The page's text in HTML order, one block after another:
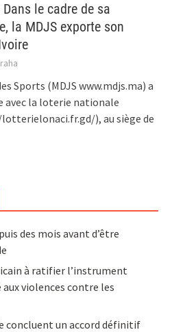
le cadre de sa
la MDJS exporte son
Sports (MDJS www.mdjs.ma) a
avec la loterie nationale
), au siège de
des mois avant d’être
à ratifier l’instrument
violences contre les
concluent un accord définitif